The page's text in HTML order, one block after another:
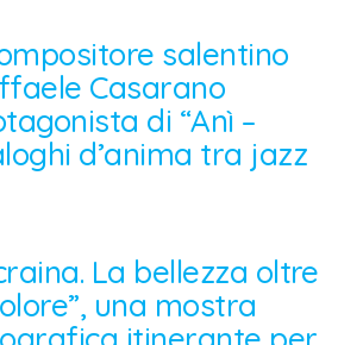
salentino
Casarano
di “Anì –
d’anima tra jazz
La bellezza oltre
una mostra